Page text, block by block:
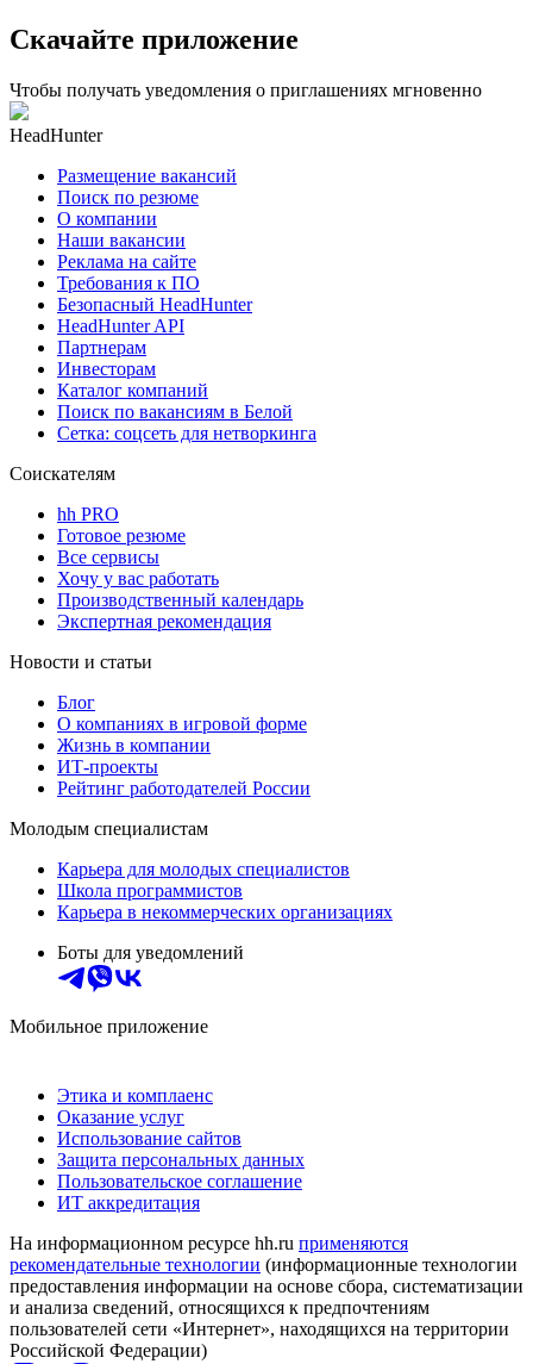
Скачайте приложение
Чтобы получать уведомления о приглашениях мгновенно
HeadHunter
Размещение вакансий
Поиск по резюме
О компании
Наши вакансии
Реклама на сайте
Требования к ПО
Безопасный HeadHunter
HeadHunter API
Партнерам
Инвесторам
Каталог компаний
Поиск по вакансиям в Белой
Сетка: соцсеть для нетворкинга
Соискателям
hh PRO
Готовое резюме
Все сервисы
Хочу у вас работать
Производственный календарь
Экспертная рекомендация
Новости и статьи
Блог
О компаниях в игровой форме
Жизнь в компании
ИТ-проекты
Рейтинг работодателей России
Молодым специалистам
Карьера для молодых специалистов
Школа программистов
Карьера в некоммерческих организациях
Боты для уведомлений
Мобильное приложение
Этика и комплаенс
Оказание услуг
Использование сайтов
Защита персональных данных
Пользовательское соглашение
ИТ аккредитация
На информационном ресурсе hh.ru применяются
рекомендательные технологии (информационные технологии
предоставления информации на основе сбора, систематизации
и анализа сведений, относящихся к предпочтениям
пользователей сети «Интернет», находящихся на территории
Российской Федерации)